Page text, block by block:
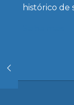
histórico de